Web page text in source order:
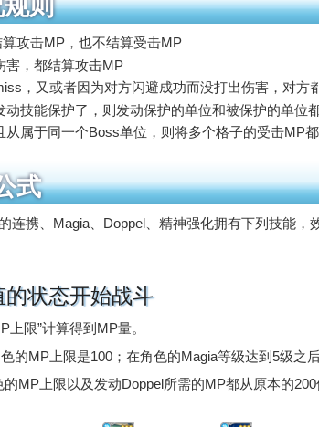
则
算攻击MP，也不结算受击MP
害，都结算攻击MP
，又或者因为对方闪避成功而没打出伤害，对方
技能保护了，则发动保护的单位和被保护的单位
属于同一个Boss单位，则将多个格子的受击MP
式
连携、Magia、Doppel、精神强化拥有下列技能，
的状态开始战斗
限”计算得到MP量。
的MP上限是100；在角色的Magia等级达到5级之
MP上限以及发动Doppel所需的MP都从原本的200